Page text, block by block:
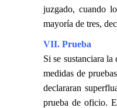
juzgado, cuando
mayoría de tres,
VII. Prueba
Si se sustanciara la
medidas de
declararan
prueba de oficio.